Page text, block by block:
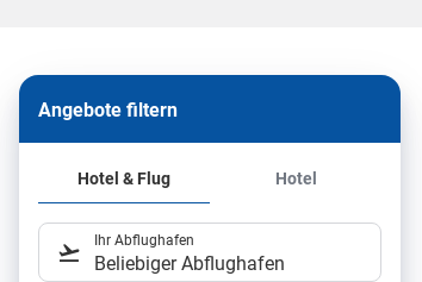
Angebote filtern
Hotel & Flug Hotel
Ihr Abflughafen
Beliebiger Abflughafen